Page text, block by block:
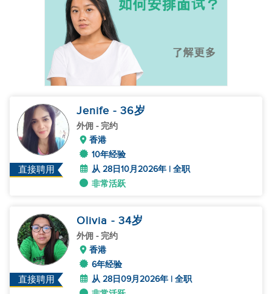
直接聘用
Jenife - 36岁
外佣 - 完约
香港
10年经验
从 28日10月2026年 | 全职
非常活跃
直接聘用
Olivia - 34岁
外佣 - 完约
香港
6年经验
从 28日09月2026年 | 全职